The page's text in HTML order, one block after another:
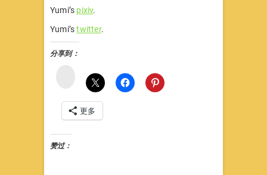
Yumi’s pixiv.
Yumi’stwitter.
分享到：
更多
赞过：